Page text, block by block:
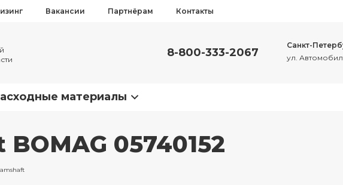
Вакансии Партнёрам Контакты
8-800-333-2067
Санкт-
ул.
материалы
05740152